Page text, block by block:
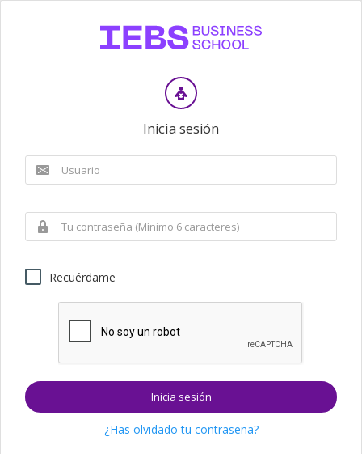
Inicia sesión
Recuérdame
Inicia sesión
¿Has olvidado tu contraseña?